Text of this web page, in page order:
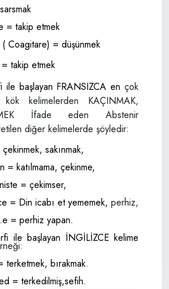
= takip etmek
Coagitare) = düşünmek
takip etmek
ile başlayan FRANSIZCA en çok
kelimelerden KA­ÇINMAK,
İfade eden Abstenir
diğer keli­melerde şöyledir:
sakınmak,
= katılmama, çekinme,
= çekimser,
= Din icabı et yememek, perhiz,
= perhiz yapan.
ile başlayan İNGİLİZCE kelime­
terketmek, bırakmak.
= terkedilmiş,sefih.